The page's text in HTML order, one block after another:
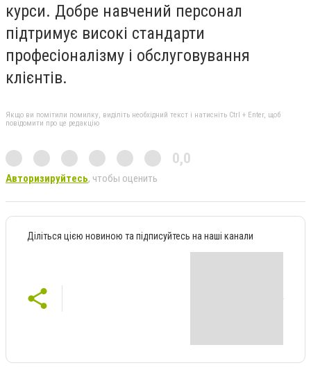
курси. Добре навчений персонал
підтримує високі стандарти
професіоналізму і обслуговування
клієнтів.
Якщо ви помітили помилку, виділіть необхідний текст і натисніть Ctrl + Enter, щоб
повідомити про це редакцію
0,0
Авторизируйтесь, чтобы оценить
Діліться цією новиною та підписуйтесь на наші канали